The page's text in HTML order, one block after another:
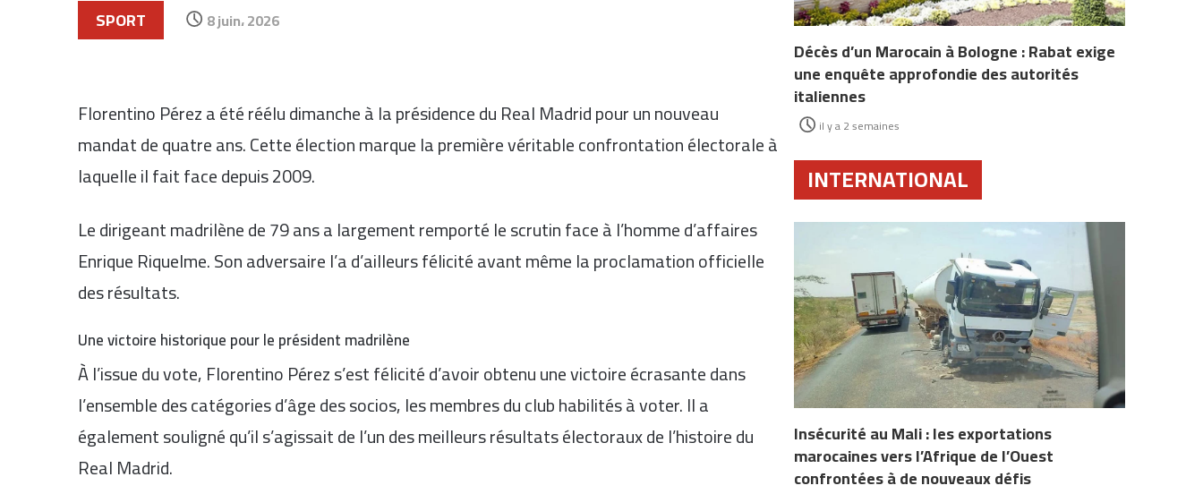
SPORT 8 juin، 2026
Florentino Pérez a été réélu dimanche à la présidence du Real Madrid pour un nouveau
mandat de quatre ans. Cette élection marque la première véritable confrontation électorale à
laquelle il fait face depuis 2009.
Le dirigeant madrilène de 79 ans a largement remporté le scrutin face à l’homme d’affaires
Enrique Riquelme. Son adversaire l’a d’ailleurs félicité avant même la proclamation officielle
des résultats.
Une victoire historique pour le président madrilène
À l’issue du vote, Florentino Pérez s’est félicité d’avoir obtenu une victoire écrasante dans
l’ensemble des catégories d’âge des socios, les membres du club habilités à voter. Il a
également souligné qu’il s’agissait de l’un des meilleurs résultats électoraux de l’histoire du
Real Madrid.
Décès d’un Marocain à Bologne : Rabat exige
une enquête approfondie des autorités
italiennes
il y a 2 semaines
INTERNATIONAL
Insécurité au Mali : les exportations
marocaines vers l’Afrique de l’Ouest
confrontées à de nouveaux défis